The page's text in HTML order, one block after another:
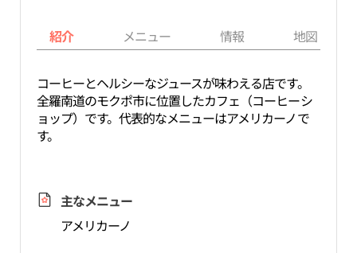
紹介 メニュー 情報 地図
コーヒーとヘルシーなジュースが味わえる店です。
全羅南道のモクポ市に位置したカフェ（コーヒーシ
ョップ）です。代表的なメニューはアメリカーノで
す。
主なメニュー
アメリカーノ